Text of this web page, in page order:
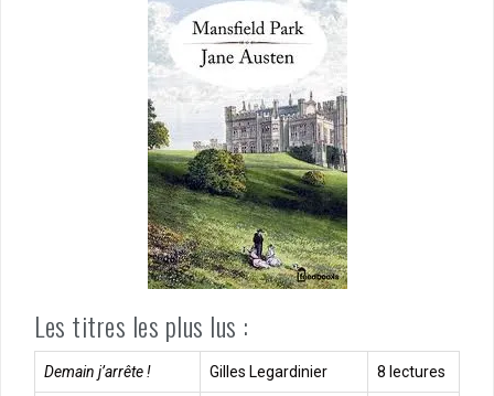
Les titres les plus lus :
Demain j’arrête ! Gilles Legardinier 8 lectures